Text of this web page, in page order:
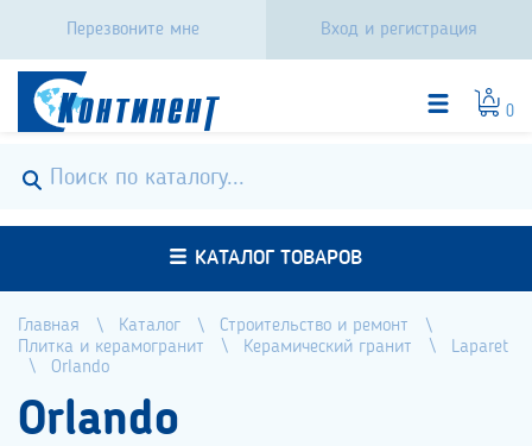
Перезвоните мне Вход и регистрация
0
КАТАЛОГ ТОВАРОВ
Главная Каталог
Строительство и ремонт
Плитка и керамогранит
Керамический гранит
Laparet
Orlando
Orlando